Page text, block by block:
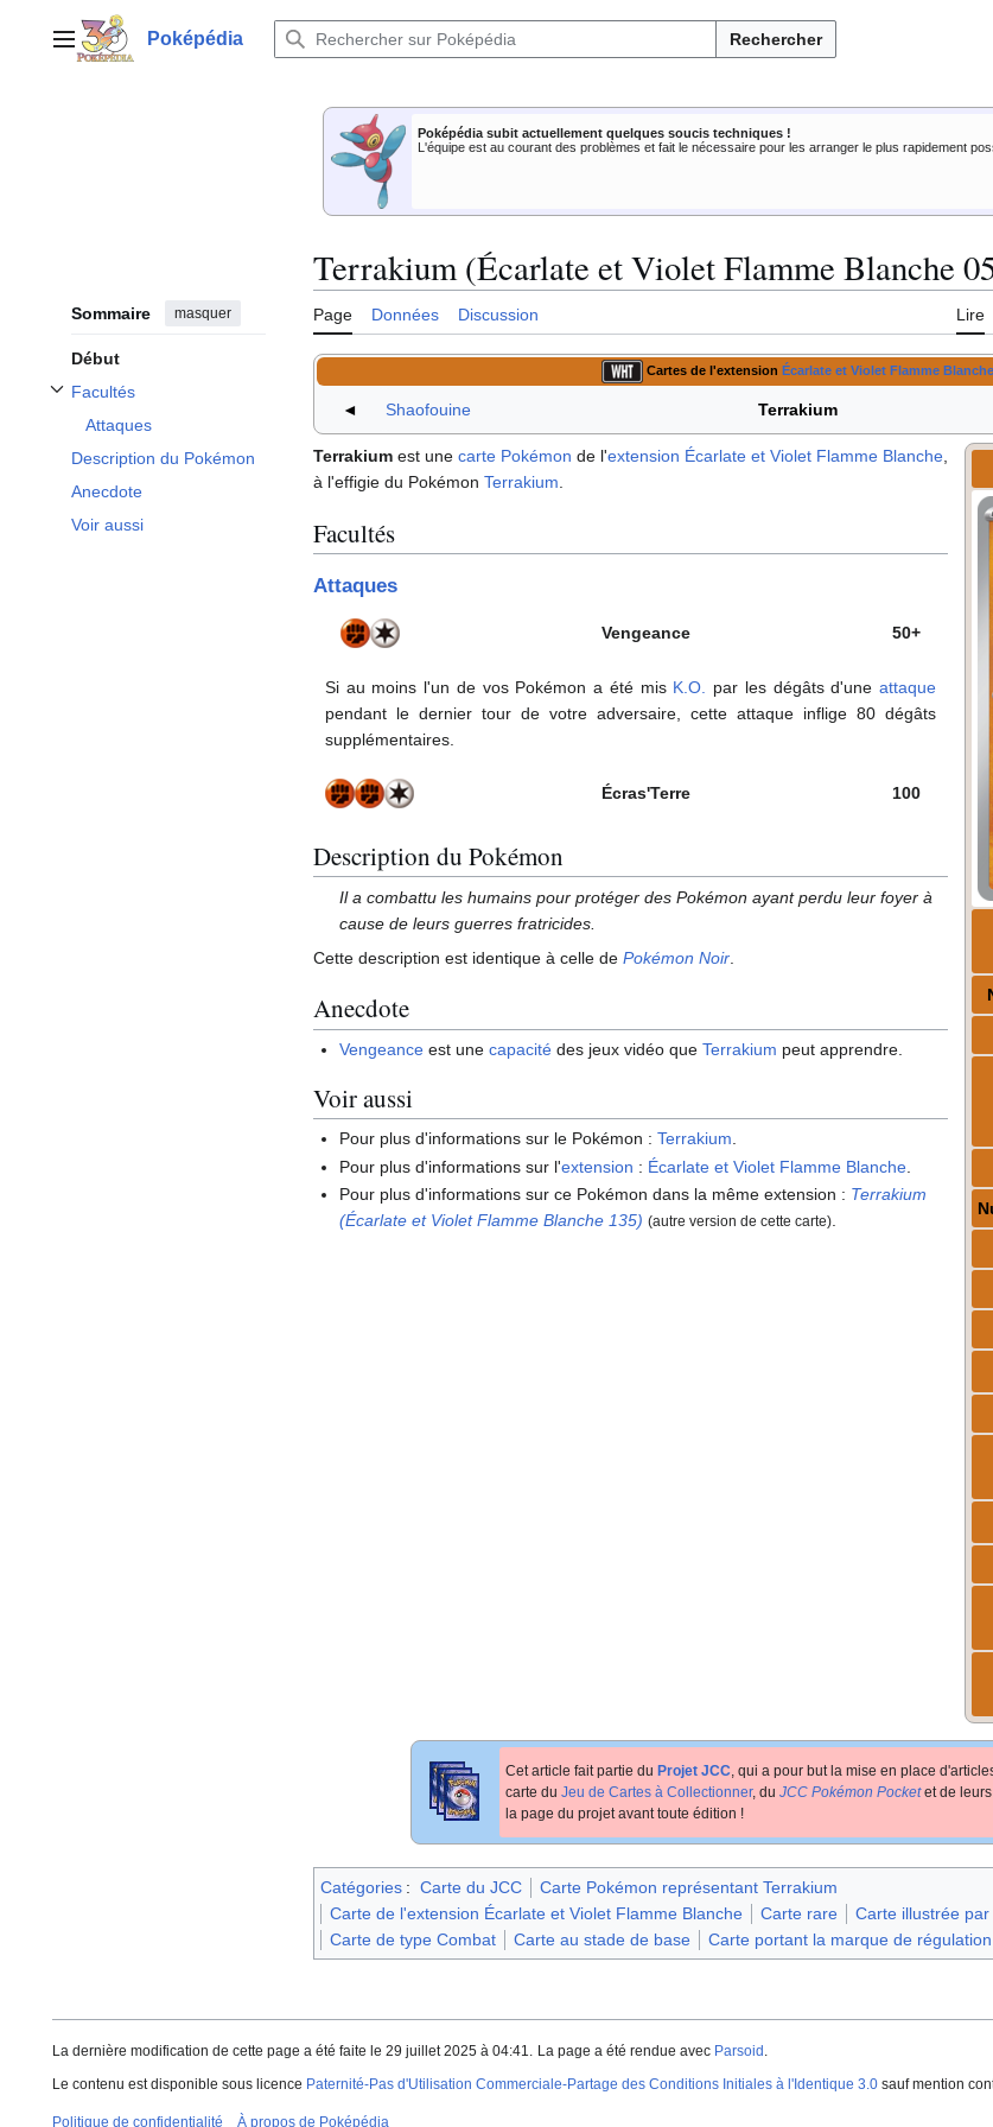
contenuMenu principalPoképédia Rechercher
Poképédia subit actuellement quelques soucis techniques !
L'équipe est au courant des problèmes et fait le nécessaire pour les arranger le plus rapidement
Sommaire masquer
Début
Facultés
Afficher / masquer la sous-section Facultés
Attaques
Description du Pokémon
Anecdote
Voir aussi
Terrakium (Écarlate et Violet Flamme Blanche
Page Données Discussion Lire
Cartes de l'extension Écarlate et Violet Flamme Blanche
◄ Shaofouine Terrakium
Terrakium est une carte Pokémon de l'extension Écarlate et Violet Flamme Blanche
à l'effigie du Pokémon Terrakium
Facultés
Attaques
Vengeance 50+
Si au moins l'un de vos Pokémon a été mis K.O. par les dégâts d'uneattaque
pendant le dernier tour de votre adversaire, cette attaque inflige 80 dégâts
supplémentaires.
Écras'Terre 100
Description du Pokémon
Il a combattu les humains pour protéger des Pokémon ayant perdu leur foyer à
cause de leurs guerres fratricides.
Cette description est identique à celle de Pokémon Noir
Anecdote
Vengeance est unecapacité des jeux vidéo queTerrakium peut apprendre.
Voir aussi
Pour plus d'informations sur le Pokémon :Terrakium.
Pour plus d'informations sur l'extension : Écarlate et Violet Flamme Blanche
Pour plus d'informations sur ce Pokémon dans la même extension : Terrakium
(Écarlate et Violet Flamme Blanche 135) (autre version de cette carte)
Cet article fait partie du Projet JCC, qui a pour but la mise en place
carte du Jeu de Cartes à Collectionner, du JCC Pokémon Pocketet de leurs
la page du projet avant toute édition !
Catégories : Carte du JCC
Carte Pokémon représentant Terrakium
Carte de l'extension Écarlate et Violet Flamme Blanche
Carte rare Carte illustrée
Carte de type Combat
Carte au stade de base Carte portant la marque de
La dernière modification de cette page a été faite le 29 juillet 2025 à 04:41. La page a été rendue avec Parsoid .
Le contenu est disponible sous licence Paternité-Pas d'Utilisation Commerciale-Partage des Conditions Initiales à l'Identique 3.0 sauf mention
Politique de confidentialité À propos de Poképédia